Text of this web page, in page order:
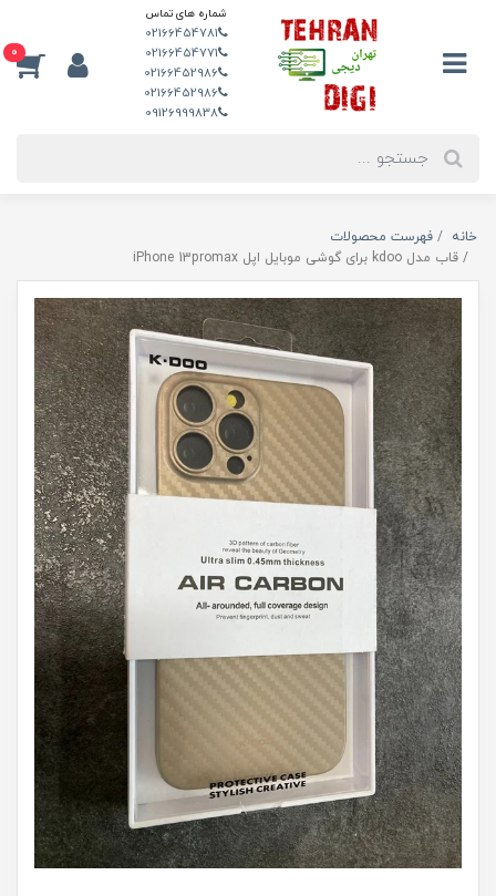
شماره های تماس
02166454781
02166454771
02166452986
02166452986
09126999838
0
خانه
فهرست محصولات
قاب مدل kdoo برای گوشی موبایل اپل iPhone 13promax